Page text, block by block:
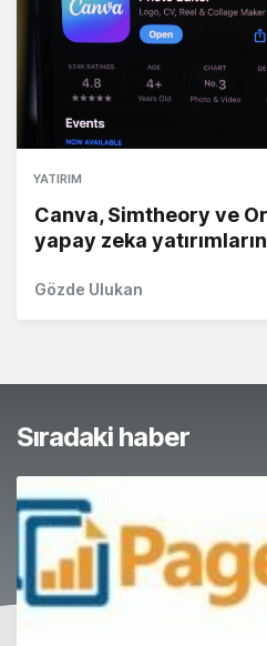
YATIRIM
Canva, Simtheory ve
yapay zeka
Gözde Ulukan
Sıradaki haber